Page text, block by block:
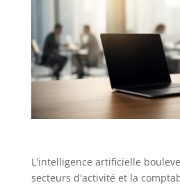
L'intelligence artificielle
secteurs d'activité et la